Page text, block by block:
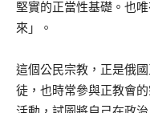
堅實的正當性基礎。也
來」。
這個公民宗教，正是俄
徒，也時常參與正教會